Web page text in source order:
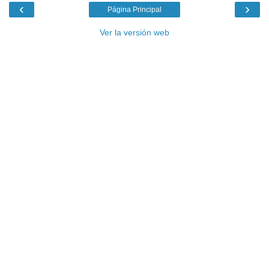
‹ ›
Página Principal
Ver la versión web